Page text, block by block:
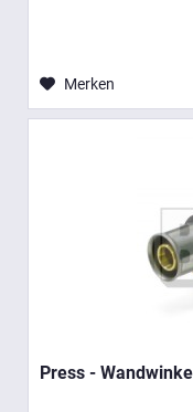
Merken
Press -